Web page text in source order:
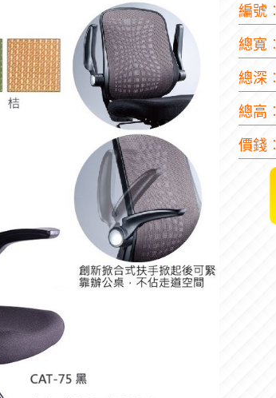
編號︰
總寬︰
總深︰
總高︰
價錢︰